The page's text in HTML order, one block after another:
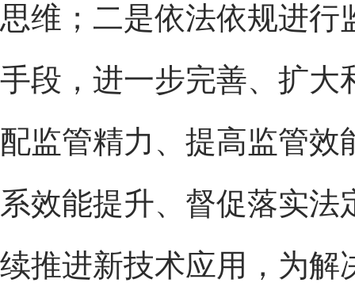
思维；二是依法依规进行
手段，进一步完善、扩大
配监管精力、提高监管效
系效能提升、督促落实
续推进新技术应用，为解